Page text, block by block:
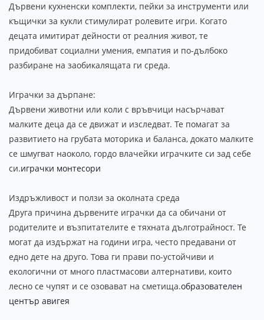
Дървени кухненски комплекти, пейки за инструменти или
къщички за кукли стимулират ролевите игри. Когато
децата имитират дейности от реалния живот, те
придобиват социални умения, емпатия и по-дълбоко
разбиране на заобикалящата ги среда.
Играчки за дърпане:
Дървени животни или коли с връвчици насърчават
малките деца да се движат и изследват. Те помагат за
развитието на грубата моторика и баланса, докато малките
се шмугват наоколо, гордо влачейки играчките си зад себе
си.играчки монтесори
Издръжливост и ползи за околната среда
Друга причина дървените играчки да са обичани от
родителите и възпитателите е тяхната дълготрайност. Те
могат да издържат на години игра, често предавани от
едно дете на друго. Това ги прави по-устойчиви и
екологични от много пластмасови алтернативи, които
лесно се чупят и се озовават на сметища.образователен
център авигея